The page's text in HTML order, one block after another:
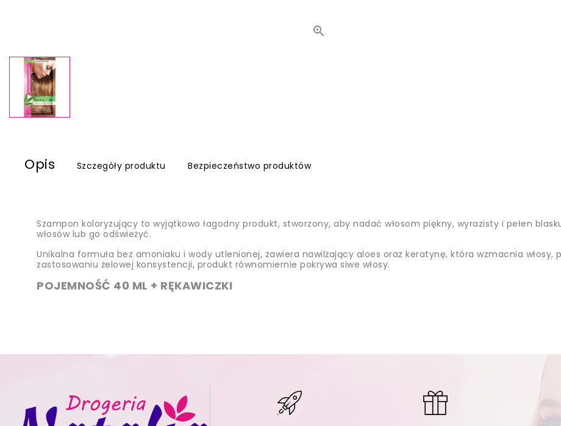

Opis Szczegóły produktu Bezpieczeństwo produktów
Szampon koloryzujący to wyjątkowo łagodny produkt, stworzony, aby nadać włosom piękny, wyrazisty i pełen
włosów lub go odświeżyć.
Unikalna formuła bez amoniaku i wody utlenionej, zawiera nawilżający aloes oraz keratynę, która wzmacnia włosy,
zastosowaniu żelowej konsystencji, produkt równomiernie pokrywa siwe włosy.
POJEMNOŚĆ 40 ML + RĘKAWICZKI